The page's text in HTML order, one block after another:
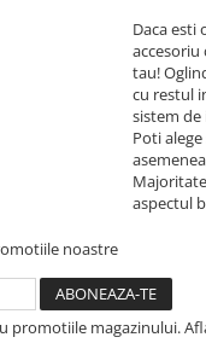
Daca esti
accesoriu
tau!
cu restul
sistem
Poti
aspectul
noastre
promotiile magazinului.